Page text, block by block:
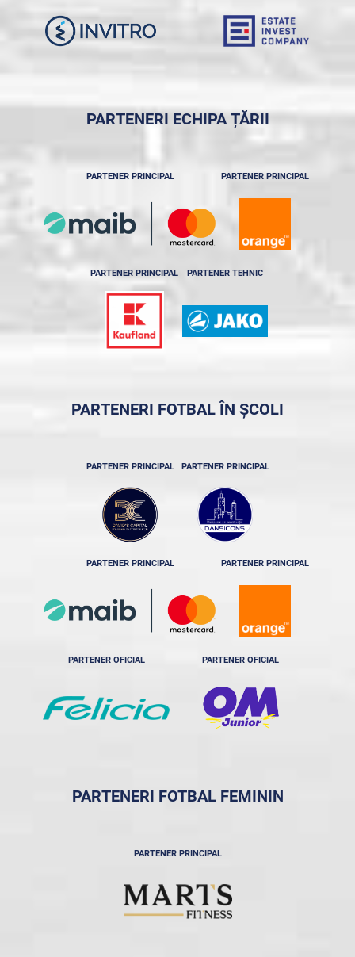
PARTENERI ECHIPA ȚĂRII
PARTENER PRINCIPAL PARTENER PRINCIPAL
PARTENER PRINCIPAL PARTENER TEHNIC
PARTENERI FOTBAL ÎN ȘCOLI
PARTENER PRINCIPAL PARTENER PRINCIPAL
PARTENER PRINCIPAL PARTENER PRINCIPAL
PARTENER OFICIAL PARTENER OFICIAL
PARTENERI FOTBAL FEMININ
PARTENER PRINCIPAL